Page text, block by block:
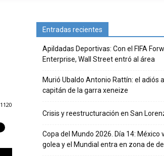
1120
Entradas recientes
Apildadas Deportivas: Con el FIFA
Enterprise, Wall Street entró al área
Murió Ubaldo Antonio Rattín: el adiós
capitán de la garra xeneize
Crisis y reestructuración en San
Copa del Mundo 2026. Día 14: México
golea y el Mundial entra en zona de